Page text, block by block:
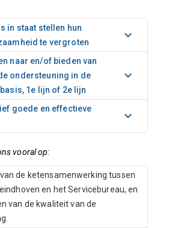
in staat stellen hun
te vergroten
naar en/of bieden van
ondersteuning in de
1e lijn of 2e lijn
goede en effectieve
vooral op:
de ketensamenwerking tussen
en het Servicebureau, en
van de kwaliteit van de